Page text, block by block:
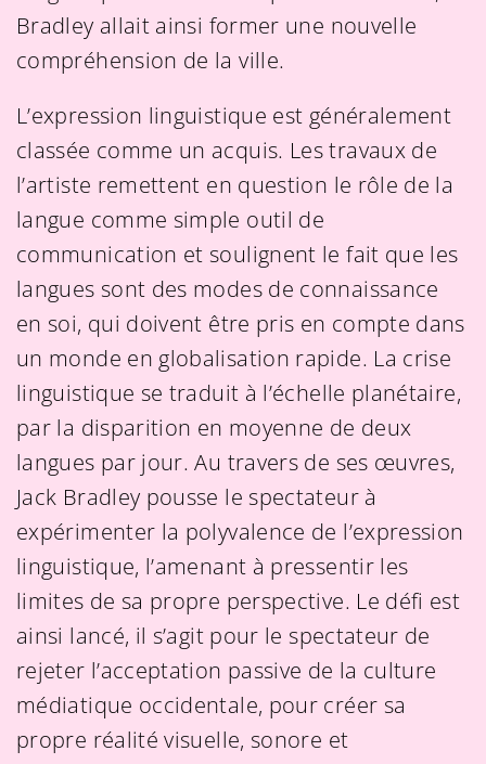
Bradley allait ainsi former une nouvelle
compréhension de la ville.
L’expression linguistique est généralement
classée comme un acquis. Les travaux de
l’artiste remettent en question le rôle de la
langue comme simple outil de
communication et soulignent le fait que les
langues sont des modes de connaissance
en soi, qui doivent être pris en compte dans
un monde en globalisation rapide. La crise
linguistique se traduit à l’échelle planétaire,
par la disparition en moyenne de deux
langues par jour. Au travers de ses œuvres,
Jack Bradley pousse le spectateur à
expérimenter la polyvalence de l’expression
linguistique, l’amenant à pressentir les
limites de sa propre perspective. Le défi est
ainsi lancé, il s’agit pour le spectateur de
rejeter l’acceptation passive de la culture
médiatique occidentale, pour créer sa
propre réalité visuelle, sonore et